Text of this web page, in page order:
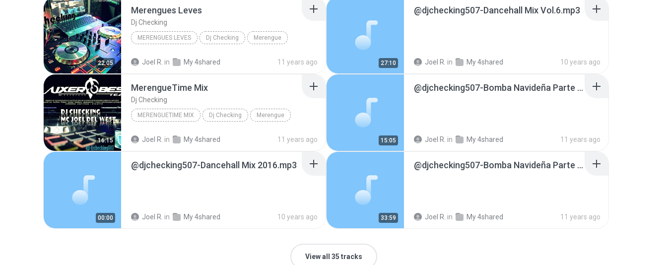
22:05
Merengues Leves
Dj Checking
MERENGUES LEVES Dj Checking Merengue
Joel R. in My 4shared 11 years ago 27:10
@djchecking507-Dancehall Mix Vol.6.mp3
Joel R. in My 4shared 10 years ago
16:15
MerengueTime Mix
Dj Checking
MERENGUETIME MIX Dj Checking Merengue
Joel R. in My 4shared 11 years ago 15:05
@djchecking507-Bomba Navideña Parte 1.mp3
Joel R. in My 4shared 11 years ago
00:00
@djchecking507-Dancehall Mix 2016.mp3
Joel R. in My 4shared 10 years ago 33:59
@djchecking507-Bomba Navideña Parte 2.mp3
Joel R. in My 4shared 11 years ago
View all 35 tracks